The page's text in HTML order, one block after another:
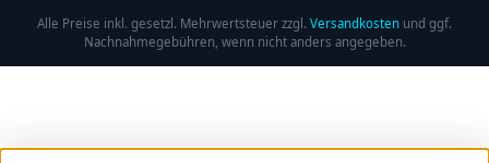
Alle Preise inkl. gesetzl. Mehrwertsteuer zzgl. Versandkosten und ggf.
Nachnahmegebühren, wenn nicht anders angegeben.